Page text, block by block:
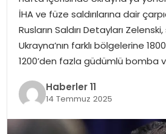
MAGAZIN
İHA ve füze saldırılarına dair
Rusların Saldırı Detayları
Ukrayna’nın farklı bölgelerine
1200’den fazla güdümlü bomba
Haberler 11
14 Temmuz 2025